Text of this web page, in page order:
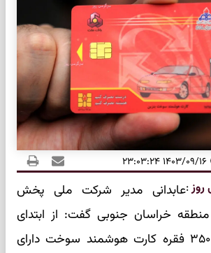
۱۴۰۳/۰۹/۱۶ ۲۳:۰۳:۲۴
روز:عابدانی مدیر شرکت ملی پخش
منطقه خراسان جنوبی گفت: از ابتدای
امسال ۲ هزار و ۳۵۰ فقره کارت هوشمند سوخت دارای